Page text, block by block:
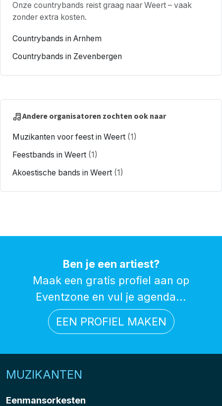
Onze countrybands reist graag naar Weert – vaak
zonder extra kosten.
Countrybands in Arnhem
Countrybands in Zevenbergen
Andere organisatoren zochten ook naar
Muzikanten voor feest in Weert (1)
Feestbands in Weert (1)
Akoestische bands in Weert (1)
Ben je een artiest?
Maak een gratis profiel aan op
Eventzone en vul je agenda...
EEN PROFIEL MAKEN
MUZIKANTEN
Eenmansorkesten